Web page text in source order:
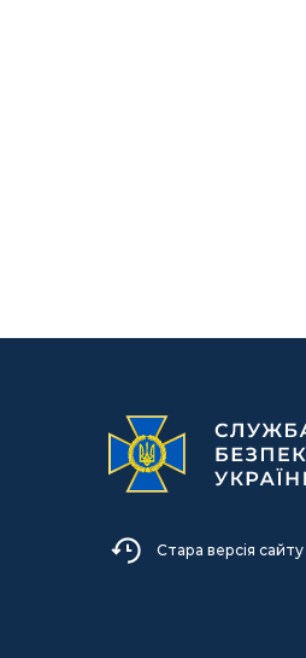
Стара версія сайту